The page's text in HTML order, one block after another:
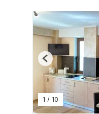
1 / 10
Previous